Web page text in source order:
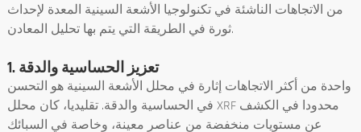
من الاتجاهات الناشئة في تكنولوجيا الأشعة السينية المعدة لإحداث
ثورة في الطريقة التي يتم بها تحليل المعادن.
1. تعزيز الحساسية والدقة
واحدة من أكثر الاتجاهات إثارة في محلل الأشعة السينية هو التحسن
في الحساسية والدقة. تقليديا، كان محلل XRF محدودا في الكشف
عن مستويات منخفضة من عناصر معينة، وخاصة في السبائك